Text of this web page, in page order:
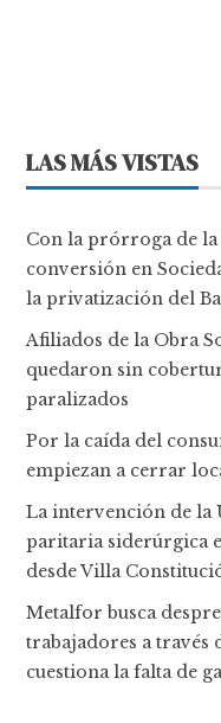
LAS MÁS VISTAS
Con la prórroga de la
conversión en
la privatización del
Afiliados de la Obra
quedaron sin
paralizados
Por la caída del
empiezan a cerrar
La intervención de la
paritaria siderúrgica
desde Villa
Metalfor busca
trabajadores a
cuestiona la falta de